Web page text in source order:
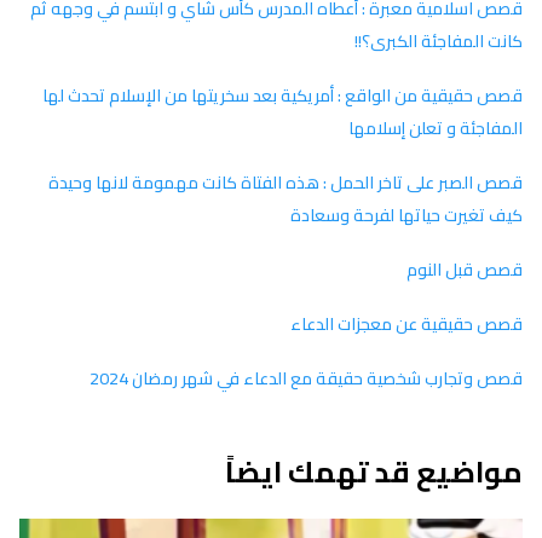
قصص اسلامية معبرة : أعطاه المدرس كأس شاي و ابتسم في وجهه ثم
كانت المفاجئة الكبرى؟!!
قصص حقيقية من الواقع : أمريكية بعد سخريتها من الإسلام تحدث لها
المفاجئة و تعلن إسلامها
قصص الصبر على تاخر الحمل : هذه الفتاة كانت مهمومة لانها وحيدة
كيف تغيرت حياتها لفرحة وسعادة
قصص قبل النوم
قصص حقيقية عن معجزات الدعاء
قصص وتجارب شخصية حقيقة مع الدعاء في شهر رمضان 2024
مواضيع قد تهمك ايضاً